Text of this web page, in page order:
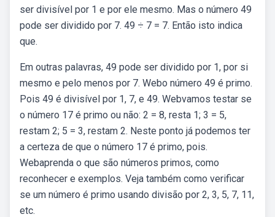
ser divisível por 1 e por ele mesmo. Mas o número 49
pode ser dividido por 7. 49 ÷ 7 = 7. Então isto indica
que.
Em outras palavras, 49 pode ser dividido por 1, por si
mesmo e pelo menos por 7. Webo número 49 é primo.
Pois 49 é divisível por 1, 7, e 49. Webvamos testar se
o número 17 é primo ou não: 2 = 8, resta 1; 3 = 5,
restam 2; 5 = 3, restam 2. Neste ponto já podemos ter
a certeza de que o número 17 é primo, pois.
Webaprenda o que são números primos, como
reconhecer e exemplos. Veja também como verificar
se um número é primo usando divisão por 2, 3, 5, 7, 11,
etc.